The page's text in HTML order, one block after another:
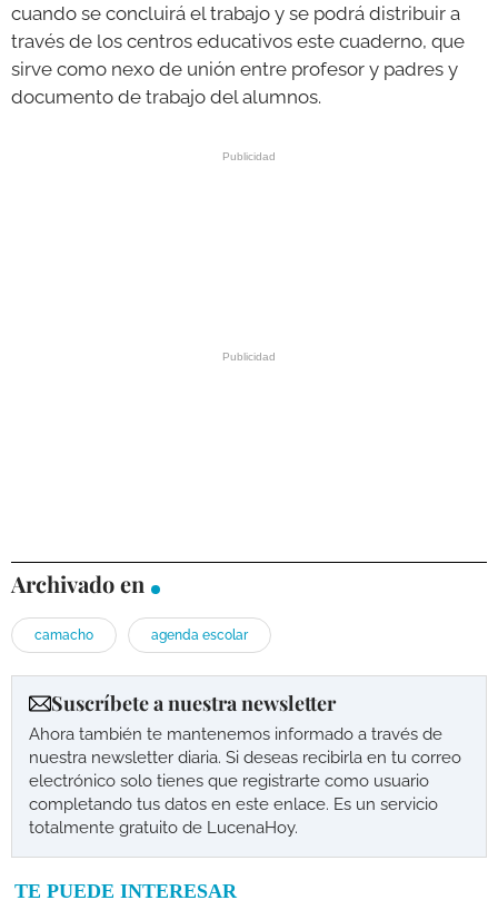
cuando se concluirá el trabajo y se podrá distribuir a
través de los centros educativos este cuaderno, que
sirve como nexo de unión entre profesor y padres y
documento de trabajo del alumnos.
Archivado en
camacho agenda escolar
Suscríbete a nuestra newsletter
Ahora también te mantenemos informado a través de
nuestra newsletter diaria. Si deseas recibirla en tu correo
electrónico solo tienes que registrarte como usuario
completando tus datos en este enlace. Es un servicio
totalmente gratuito de LucenaHoy.
TE PUEDE INTERESAR